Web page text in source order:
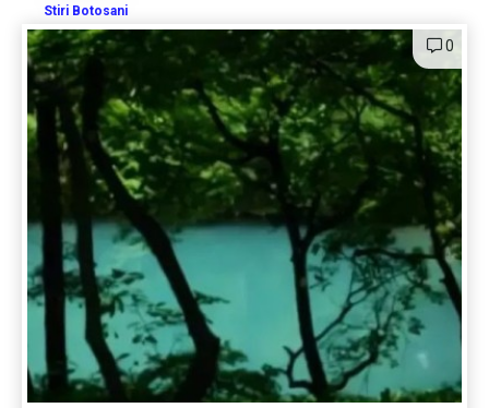
Stiri Botosani
0